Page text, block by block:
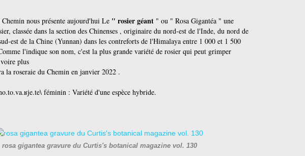
nous présente aujourd'hui Le " rosier géant " ou " Rosa Gigantéa " une
, classée dans la section des Chinenses , originaire du nord-est de l'Inde, du nord de
est de la Chine (Yunnan) dans les contreforts de l'Himalaya entre 1 000 et 1 500
l'indique son nom, c'est la plus grande variété de rosier qui peut grimper
plus
la roseraie du Chemin en janvier 2022 .
féminin : Variété d'une espèce hybride.
rosa gigantea gravure du Curtis's botanical magazine vol. 130